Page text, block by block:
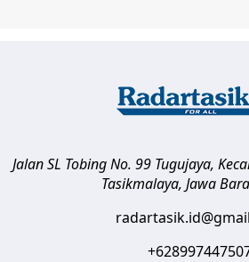
Jalan SL Tobing No. 99 Tugujaya,
Tasikmalaya, Jawa